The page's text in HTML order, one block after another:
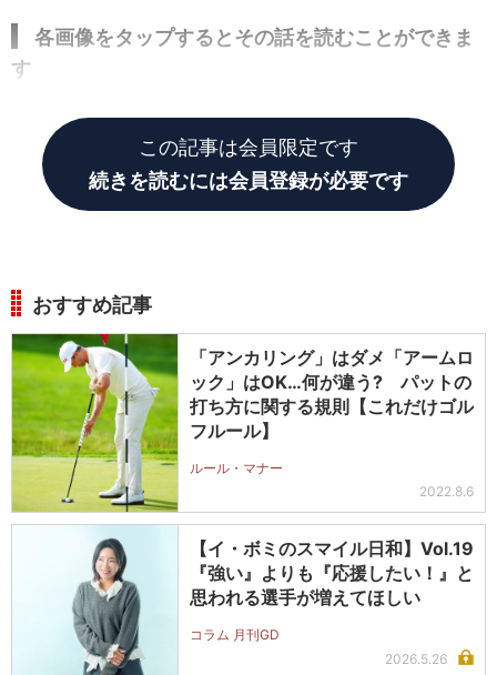
各画像をタップするとその話を読むことができま
す
この記事は会員限定です
続きを読むには会員登録が必要です
おすすめ記事
「アンカリング」はダメ「アームロ
ック」はOK…何が違う? パットの
打ち方に関する規則【これだけゴル
フルール】
ルール・マナー
2022.8.6
【イ・ボミのスマイル日和】Vol.19
『強い』よりも『応援したい！』と
思われる選手が増えてほしい
コラム 月刊GD
2026.5.26